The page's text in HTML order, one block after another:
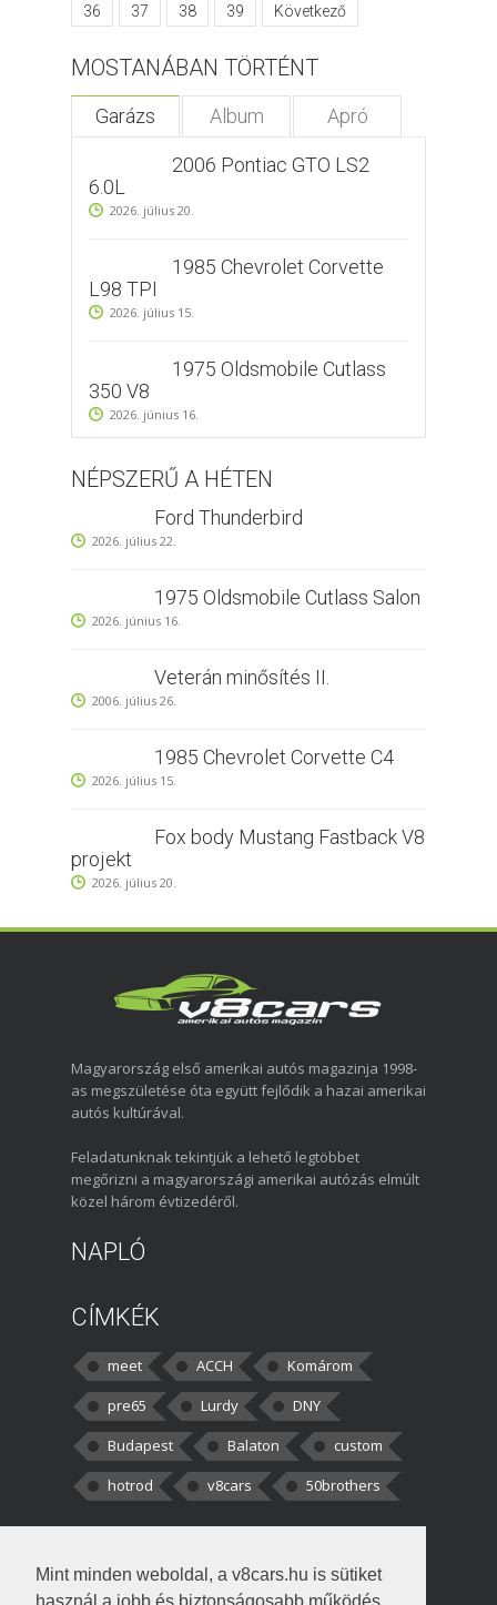
Mint minden weboldal, a v8cars.hu is sütiket
36 37 38 39 Következő
MOSTANÁBAN TÖRTÉNT
Garázs Album Apró
2006 Pontiac GTO LS2
6.0L
2026. július 20.
1985 Chevrolet Corvette
L98 TPI
2026. július 15.
1975 Oldsmobile Cutlass
350 V8
2026. június 16.
NÉPSZERŰ A HÉTEN
Ford Thunderbird
2026. július 22.
1975 Oldsmobile Cutlass Salon
2026. június 16.
Veterán minősítés II.
2006. július 26.
1985 Chevrolet Corvette C4
2026. július 15.
Fox body Mustang Fastback V8
projekt
2026. július 20.
Magyarország első amerikai autós magazinja 1998-
as megszületése óta együtt fejlődik a hazai amerikai
autós kultúrával.
Feladatunknak tekintjük a lehető legtöbbet
megőrizni a magyarországi amerikai autózás elmúlt
közel három évtizedéről.
NAPLÓ
CÍMKÉK
meet ACCH
Komárom
pre65
Lurdy
DNY
Budapest
Balaton
custom
hotrod
v8cars 50brothers
kortisz:Elszúrtam! Én csak két